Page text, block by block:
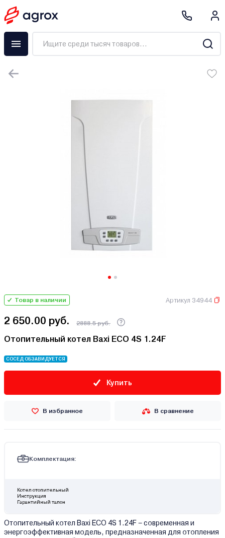
Товар в наличии Артикул 34944
2 650.00 руб. 2888.5 руб.
Отопительный котел Baxi ECO 4S 1.24F
СОСЕД ОБЗАВИДУЕТСЯ
Купить
В избранное В сравнение
Комплектация:
Котел отопительный
Инструкция
Гарантийный талон
Отопительный котел Baxi ECO 4S 1.24F – современная и
энергоэффективная модель, предназначенная для отопления